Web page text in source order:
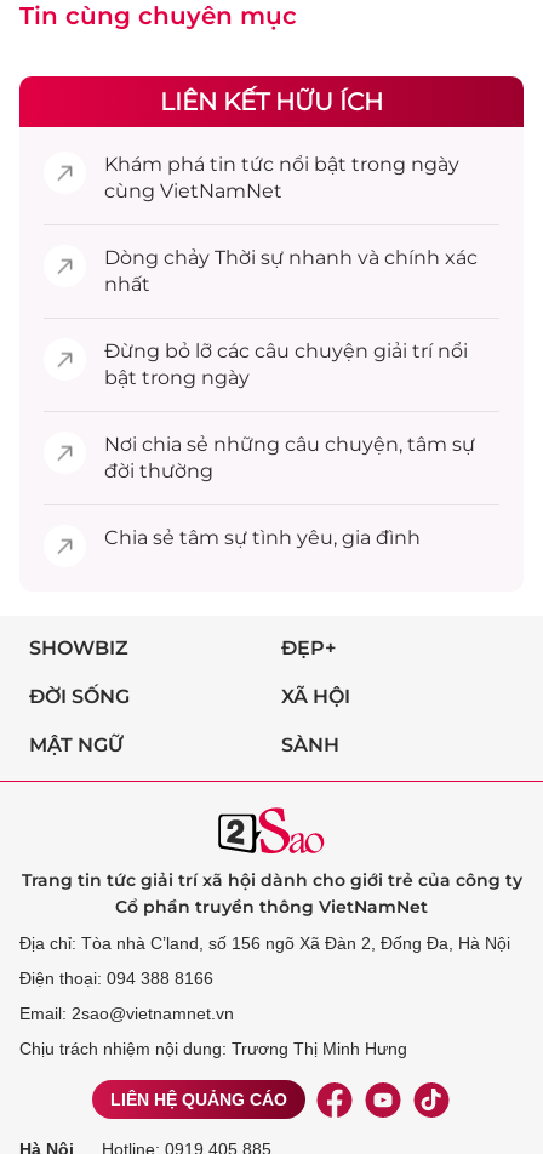
Tin cùng chuyên mục
LIÊN KẾT HỮU ÍCH
Khám phá tin tức nổi bật trong ngày
cùng VietNamNet
Dòng chảy Thời sự nhanh và chính xác
nhất
Đừng bỏ lỡ các câu chuyện giải trínổi
bật trong ngày
Nơi chia sẻ những câu chuyện, tâm sự
đời thường
Chia sẻ tâm sự tình yêu, gia đình
SHOWBIZ ĐẸP+
ĐỜI SỐNG XÃ HỘI
MẬT NGỮ SÀNH
Trang tin tức giải trí xã hội dành cho giới trẻ của công ty
Cổ phần truyền thông VietNamNet
Địa chỉ: Tòa nhà C’land, số 156 ngõ Xã Đàn 2, Đống Đa, Hà Nội
Điện thoại: 094 388 8166
Email: 2sao@vietnamnet.vn
Chịu trách nhiệm nội dung: Trương Thị Minh Hưng
LIÊN HỆ QUẢNG CÁO
Hà Nội Hotline: 0919 405 885